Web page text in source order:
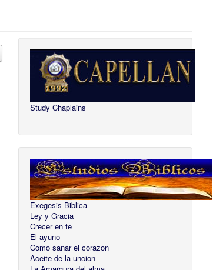
Study Chaplains
Exegesis Biblica
Ley y Gracia
Crecer en fe
El ayuno
Como sanar el corazon
Aceite de la uncion